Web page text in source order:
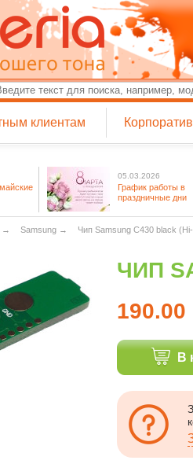
клиентам
05.03.2026
График работы в
праздничные дни
→ Samsung → Чип Samsung C430 black
ЧИП
190.00
В